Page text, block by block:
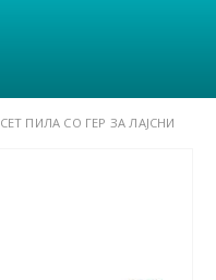
СЕТ ПИЛА СО ГЕР ЗА ЛАЈСНИ